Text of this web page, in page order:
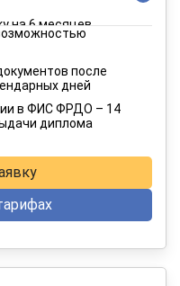
на 6 месяцев
на 12 месяцев
после
дней
в ФИС ФРДО – 14
диплома